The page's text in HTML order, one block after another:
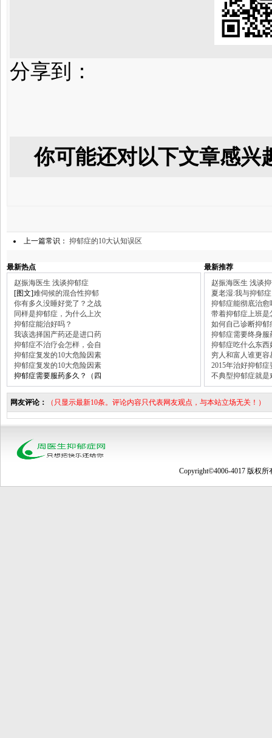
分享到：
你可能还对以下文章感兴
上一篇常识： 抑郁症的10大认知误区
最新热点
最新推荐
赵振海医生 浅谈抑郁症
[图文]难伺候的混合性抑郁
你有多久没睡好觉了？之战
同样是抑郁症，为什么上次
抑郁症能治好吗？
我该选择国产药还是进口药
抑郁症不治疗会怎样，会自
抑郁症复发的10大危险因素
抑郁症复发的10大危险因素
抑郁症需要服药多久？（四
赵振海医生 浅谈
夏老湿:我与抑郁症
抑郁症能彻底治愈
带着抑郁症上班是
如何自己诊断抑郁
抑郁症需要终身服
抑郁症吃什么东西
穷人和富人谁更容
2015年治好抑郁症
不典型抑郁症就是
网友评论： （只显示最新10条。评论内容只代表网友观点，与本站立场无关！）
Copyright©4006-4017 版权